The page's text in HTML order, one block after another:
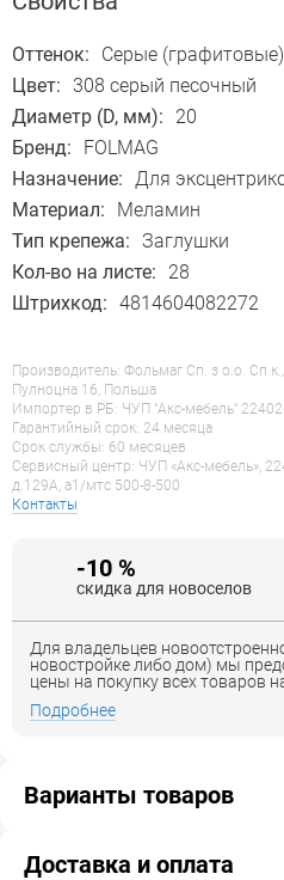
Оттенок:
Серые (графитовые)
Цвет:
308 серый песочный
Диаметр (D, мм):
20
Бренд:
FOLMAG
Назначение: Для
Материал:
Меламин
Тип крепежа: Заглушки
Кол-во на листе:
28
Штрихкод: 4814604082272
Производитель: Фольмаг Сп. з о.о.
Пулноцна 16, Польша
Импортер в РБ: ЧУП "Акс-мебель"
Гарантийный срок: 24 месяца
Срок службы: 60 месяцев
Сервисный центр: ЧУП «Акс-мебель»,
д.129А, a1/мтс 500-8-500
Контакты
-10 %
скидка для новоселов
Для владельцев
новостройке либо дом) мы
цены на покупку всех товаров
Подробнее
Варианты товаров
Доставка и оплата